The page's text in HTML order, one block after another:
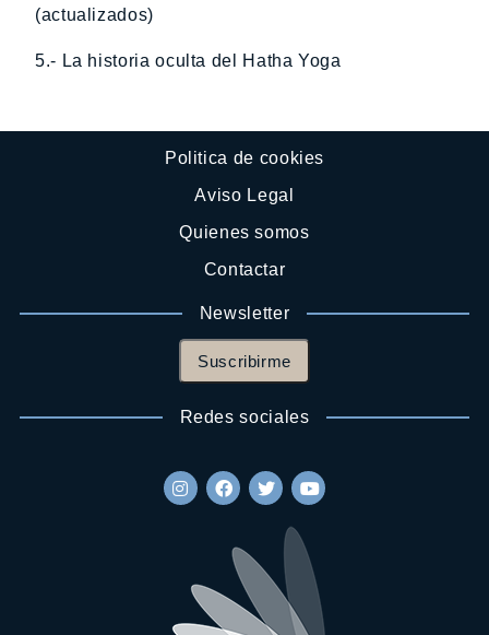
(actualizados)
5.- La historia oculta del Hatha Yoga
Politica de cookies
Aviso Legal
Quienes somos
Contactar
Newsletter
Suscribirme
Redes sociales